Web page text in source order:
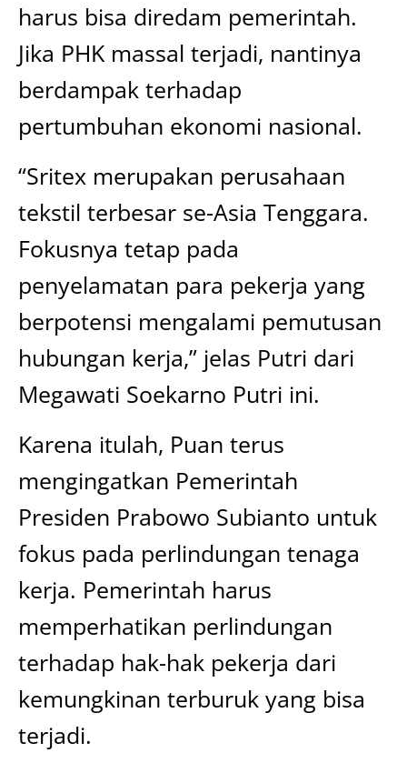
harus bisa diredam pemerintah.
Jika PHK massal terjadi, nantinya
berdampak terhadap
pertumbuhan ekonomi nasional.
“Sritex merupakan perusahaan
tekstil terbesar se-Asia Tenggara.
Fokusnya tetap pada
penyelamatan para pekerja yang
berpotensi mengalami pemutusan
hubungan kerja,” jelas Putri dari
Megawati Soekarno Putri ini.
Karena itulah, Puan terus
mengingatkan Pemerintah
Presiden Prabowo Subianto untuk
fokus pada perlindungan tenaga
kerja. Pemerintah harus
memperhatikan perlindungan
terhadap hak-hak pekerja dari
kemungkinan terburuk yang bisa
terjadi.